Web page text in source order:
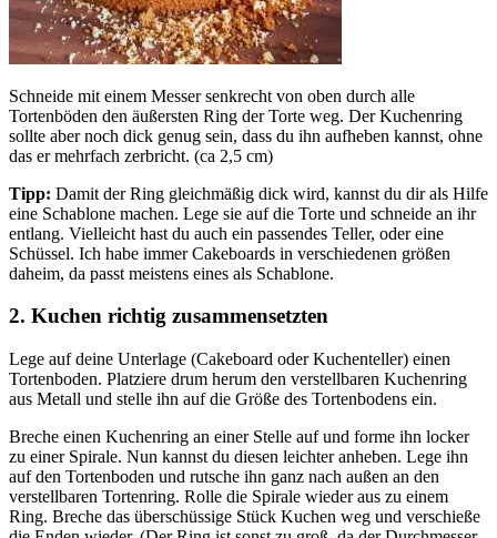
Schneide mit einem Messer senkrecht von oben durch alle
Tortenböden den äußersten Ring der Torte weg. Der Kuchenring
sollte aber noch dick genug sein, dass du ihn aufheben kannst, ohne
das er mehrfach zerbricht. (ca 2,5 cm)
Tipp: Damit der Ring gleichmäßig dick wird, kannst du dir als Hilfe
eine Schablone machen. Lege sie auf die Torte und schneide an ihr
entlang. Vielleicht hast du auch ein passendes Teller, oder eine
Schüssel. Ich habe immer Cakeboards in verschiedenen größen
daheim, da passt meistens eines als Schablone.
2. Kuchen richtig zusammensetzten
Lege auf deine Unterlage (Cakeboard oder Kuchenteller) einen
Tortenboden. Platziere drum herum den verstellbaren Kuchenring
aus Metall und stelle ihn auf die Größe des Tortenbodens ein.
Breche einen Kuchenring an einer Stelle auf und forme ihn locker
zu einer Spirale. Nun kannst du diesen leichter anheben. Lege ihn
auf den Tortenboden und rutsche ihn ganz nach außen an den
verstellbaren Tortenring. Rolle die Spirale wieder aus zu einem
Ring. Breche das überschüssige Stück Kuchen weg und verschieße